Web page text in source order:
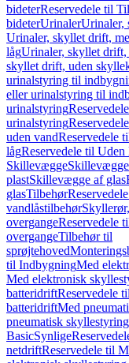
bideterReservedele til
bideterUrinalerUrinaler,
Urinaler, skyllet drift,
lågUrinaler, skyllet
skyllet drift, uden
urinalstyring til
eller urinalstyring til
urinalstyring
urinalstyring
uden vandReservedele
lågReservedele til Uden
Skillevægge
plastSkillevægge af glas
glasTilbehør
vandlåstilbehør
overgangeReservedele
overgangeTilbehør til
sprøjtehoved
til IndbygningMed
Med elektronisk
batteridriftReservedele
batteridriftMed
pneumatisk skyllestyring
BasicSynlige
netdriftReservedele til